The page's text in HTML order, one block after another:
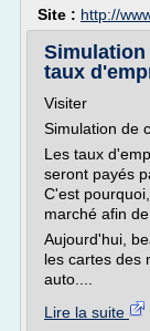
Site : http://
taux
Visiter
Simulation de
Les taux
seront payés
C'est
marché afin
Aujourd'hui,
les cartes des
auto....
Lire la suite